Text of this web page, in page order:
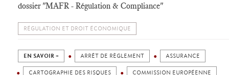
dossier "MAFR - Régulation & Compliance"
RÉGULATION ET DROIT ÉCONOMIQUE
EN SAVOIR + ARRÊT DE RÈGLEMENT ASSURANCE
CARTOGRAPHIE DES RISQUES COMMISSION EUROPÉENNE